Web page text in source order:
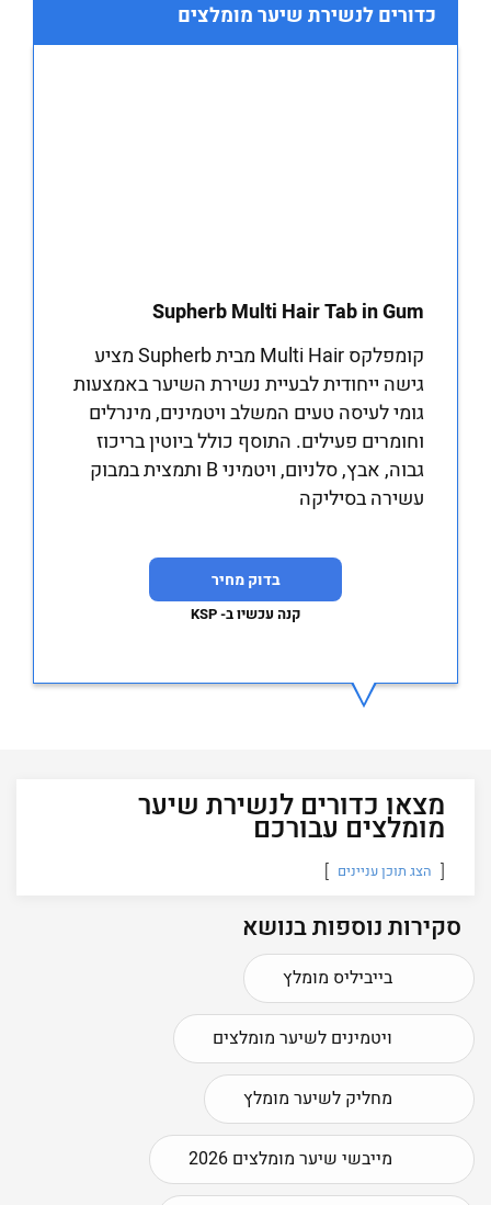
כדורים לנשירת שיער מומלצים
Supherb Multi Hair Tab in Gum
קומפלקס Multi Hair מבית Supherb מציע
גישה ייחודית לבעיית נשירת השיער באמצעות
גומי לעיסה טעים המשלב ויטמינים, מינרלים
וחומרים פעילים. התוסף כולל ביוטין בריכוז
גבוה, אבץ, סלניום, ויטמיני B ותמצית במבוק
עשירה בסיליקה
בדוק מחיר
קנה עכשיו ב- KSP
מצאו כדורים לנשירת שיער
מומלצים עבורכם
הצג תוכן עניינים
סקירות נוספות בנושא
בייביליס מומלץ
ויטמינים לשיער מומלצים
מחליק לשיער מומלץ
מייבשי שיער מומלצים 2026